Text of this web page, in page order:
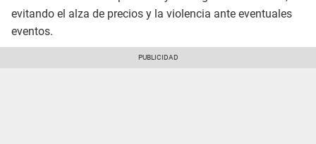
evitando el alza de precios y la violencia ante eventuales
eventos.